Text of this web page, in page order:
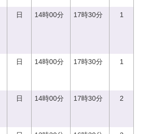
日 14時00分 17時30分 1
日 14時00分 17時30分 1
日 14時00分 17時30分 2